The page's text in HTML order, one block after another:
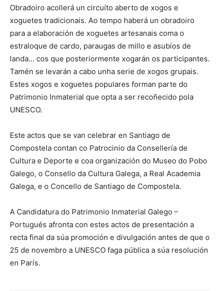
Obradoiro acollerá un circuíto aberto de xogos e
xoguetes tradicionais. Ao tempo haberá un obradoiro
para a elaboración de xoguetes artesanais coma o
estraloque de cardo, paraugas de millo e asubíos de
landa… cos que posteriormente xogarán os participantes.
Tamén se levarán a cabo unha serie de xogos grupais.
Estes xogos e xoguetes populares forman parte do
Patrimonio Inmaterial que opta a ser recoñecido pola
UNESCO.
Este actos que se van celebrar en Santiago de
Compostela contan co Patrocinio da Consellería de
Cultura e Deporte e coa organización do Museo do Pobo
Galego, o Consello da Cultura Galega, a Real Academia
Galega, e o Concello de Santiago de Compostela.
A Candidatura do Patrimonio Inmaterial Galego –
Portugués afronta con estes actos de presentación a
recta final da súa promoción e divulgación antes de que o
25 de novembro a UNESCO faga pública a súa resolución
en París.